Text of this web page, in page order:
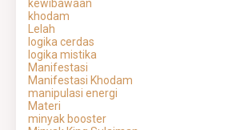
kewibawaan
khodam
Lelah
logika cerdas
logika mistika
Manifestasi
Manifestasi Khodam
manipulasi energi
Materi
minyak booster